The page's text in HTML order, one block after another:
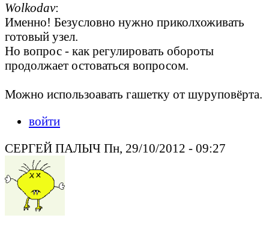
Wolkodav:
Именно! Безусловно нужно приколхоживать
готовый узел.
Но вопрос - как регулировать обороты
продолжает остоваться вопросом.
Можно использоавать гашетку от шуруповёрта.
войти
СЕРГЕЙ ПАЛЫЧ Пн, 29/10/2012 - 09:27